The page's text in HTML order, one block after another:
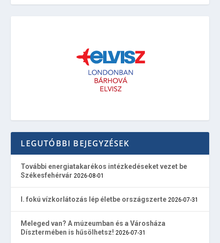
LEGUTÓBBI BEJEGYZÉSEK
További energiatakarékos intézkedéseket vezet be
Székesfehérvár 2026-08-01
I. fokú vízkorlátozás lép életbe országszerte 2026-07-31
Meleged van? A múzeumban és a Városháza
Dísztermében is hűsölhetsz! 2026-07-31